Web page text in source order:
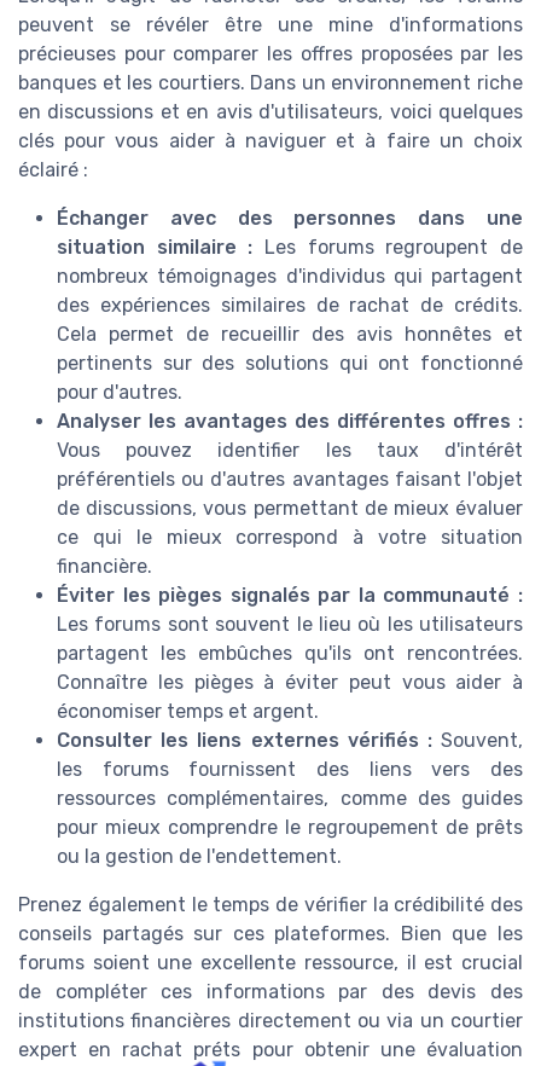
peuvent se révéler être une mine d'informations
précieuses pour comparer les offres proposées par les
banques et les courtiers. Dans un environnement riche
en discussions et en avis d'utilisateurs, voici quelques
clés pour vous aider à naviguer et à faire un choix
éclairé :
Échanger avec des personnes dans une
situation similaire : Les forums regroupent de
nombreux témoignages d'individus qui partagent
des expériences similaires de rachat de crédits.
Cela permet de recueillir des avis honnêtes et
pertinents sur des solutions qui ont fonctionné
pour d'autres.
Analyser les avantages des différentes offres :
Vous pouvez identifier les taux d'intérêt
préférentiels ou d'autres avantages faisant l'objet
de discussions, vous permettant de mieux évaluer
ce qui le mieux correspond à votre situation
financière.
Éviter les pièges signalés par la communauté :
Les forums sont souvent le lieu où les utilisateurs
partagent les embûches qu'ils ont rencontrées.
Connaître les pièges à éviter peut vous aider à
économiser temps et argent.
Consulter les liens externes vérifiés :Souvent,
les forums fournissent des liens vers des
ressources complémentaires, comme des guides
pour mieux comprendre le regroupement de prêts
ou la gestion de l'endettement.
Prenez également le temps de vérifier la crédibilité des
conseils partagés sur ces plateformes. Bien que les
forums soient une excellente ressource, il est crucial
de compléter ces informations par des devis des
institutions financières directement ou via un courtier
expert en rachat préts pour obtenir une évaluation